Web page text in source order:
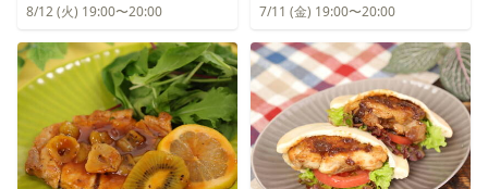
8/12 (火) 19:00〜20:00 7/11 (金) 19:00〜20:00